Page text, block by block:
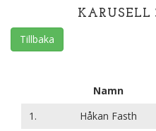
KARUSELL
Tillbaka
Namn
1.
Håkan Fasth